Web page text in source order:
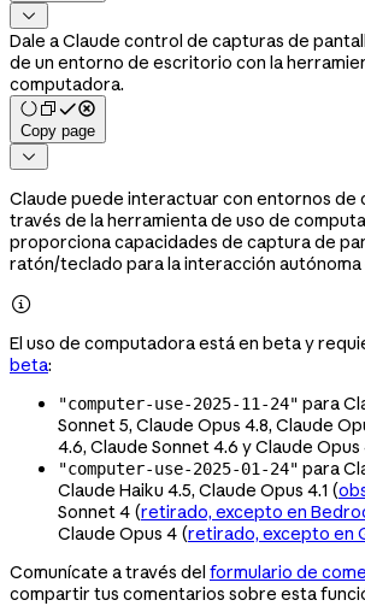

Dale a Claude control de capturas de
de un entorno de escritorio con la
computadora.
Copy page

Claude puede interactuar con entornos de
través de la herramienta de uso de
proporciona capacidades de captura de
ratón/teclado para la interacción

El uso de computadora está en beta y
beta:
"computer-use-2025-11-24" para
Sonnet 5, Claude Opus 4.8, Claude
4.6, Claude Sonnet 4.6 y Claude Opus
"computer-use-2025-01-24" para
Claude Haiku 4.5, Claude Opus 4.1 (
Sonnet 4 (retirado, excepto en
Claude Opus 4 (retirado, excepto en
Comunícate a través del formulario de
compartir tus comentarios sobre esta